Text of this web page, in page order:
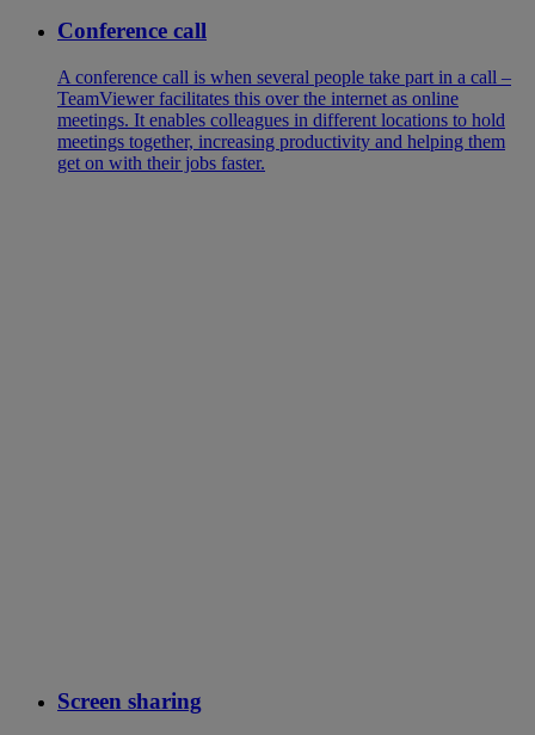
Conference call
A conference call is when several people take part in a call –
TeamViewer facilitates this over the internet as online
meetings. It enables colleagues in different locations to hold
meetings together, increasing productivity and helping them
get on with their jobs faster.
Screen sharing